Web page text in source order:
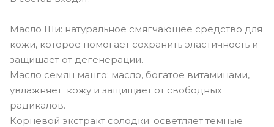
Масло Ши: натуральное смягчающее средство для
кожи, которое помогает сохранить эластичность и
защищает от дегенерации.
Масло семян манго: масло, богатое витаминами,
увлажняет кожу и защищает от свободных
радикалов.
Корневой экстракт солодки: осветляет темные